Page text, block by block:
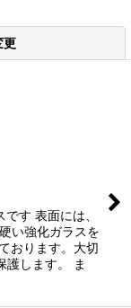
更
す 表面には、
い強化ガラスを
おります。大切
護します。 ま